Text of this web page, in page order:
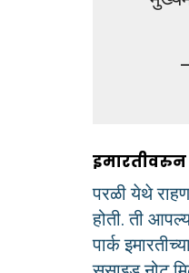
इमारतीवरुन
परळी येथे
होती. ती
पार्क